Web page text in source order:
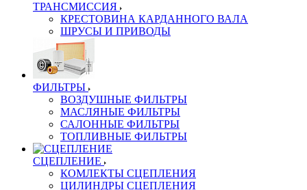
ТРАНСМИССИЯ
КРЕСТОВИНА КАРДАННОГО ВАЛА
ШРУСЫ И ПРИВОДЫ
ФИЛЬТРЫ
ВОЗДУШНЫЕ ФИЛЬТРЫ
МАСЛЯНЫЕ ФИЛЬТРЫ
САЛОННЫЕ ФИЛЬТРЫ
ТОПЛИВНЫЕ ФИЛЬТРЫ
СЦЕПЛЕНИЕ
КОМЛЕКТЫ СЦЕПЛЕНИЯ
ЦИЛИНДРЫ СЦЕПЛЕНИЯ